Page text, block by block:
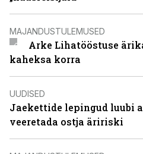
MAJANDUSTULEMUSED
Arke Lihatööstuse
kaheksa korra
UUDISED
Jaekettide lepingud luubi
veeretada ostja äririski